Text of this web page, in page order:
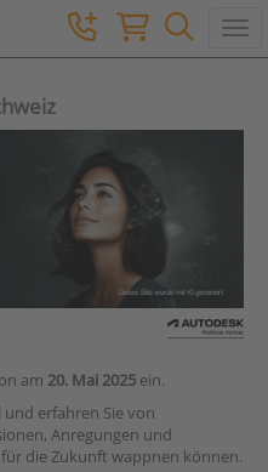
am 20. Mai 2025 ein.
erfahren Sie von
Anregungen und
die Zukunft wappnen können.